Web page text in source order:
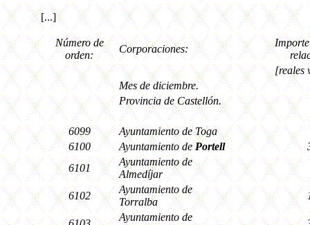
[...]
Número de
orden:
Corporaciones:
[reales
Mes de diciembre.
Provincia de Castellón.
6099
Ayuntamiento de Toga
6100
Ayuntamiento dePortell
6101
Ayuntamiento de
Almedíjar
6102
Ayuntamiento de
Torralba
Ayuntamiento de